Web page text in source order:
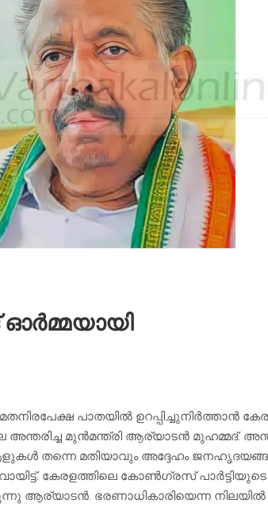
പാതയില്‍ ഉറപ്പിച്ചുനിര്‍ത്താന്‍
അന്തരിച്ച മുന്‍മന്ത്രി ആര്യാടന്‍ മുഹമ്മദ്.
തന്നെ മതിയാവും അദ്ദേഹം
കേരളത്തിലെ കോണ്‍ഗ്രസ്
ആര്യാടന്‍. ഭരണാധികാരിയെന്ന നിലയില്‍